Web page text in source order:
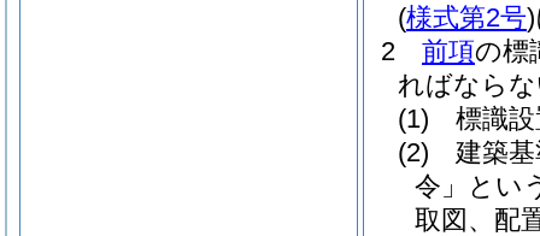
(様式第2号)
2
前項の標
ればなら
(1)
標識
(2)
建築
令」とい
取図、配